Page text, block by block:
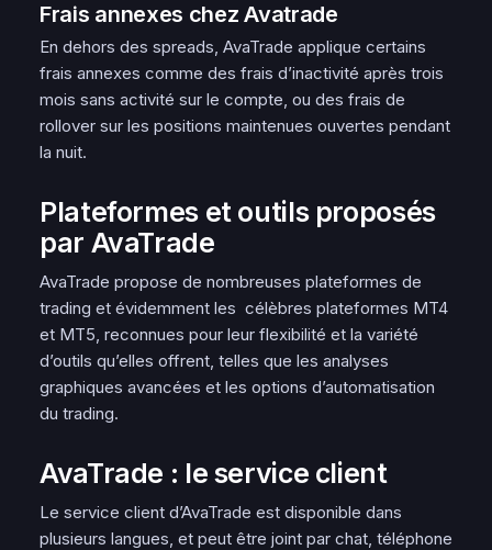
Frais annexes chez Avatrade
En dehors des spreads, AvaTrade applique certains
frais annexes comme des frais d’inactivité après trois
mois sans activité sur le compte, ou des frais de
rollover sur les positions maintenues ouvertes pendant
la nuit.
Plateformes et outils proposés
par AvaTrade
AvaTrade propose de nombreuses plateformes de
trading et évidemment les célèbres plateformes MT4
et MT5, reconnues pour leur flexibilité et la variété
d’outils qu’elles offrent, telles que les analyses
graphiques avancées et les options d’automatisation
du trading.
AvaTrade : le service client
Le service client d’AvaTrade est disponible dans
plusieurs langues, et peut être joint par chat, téléphone